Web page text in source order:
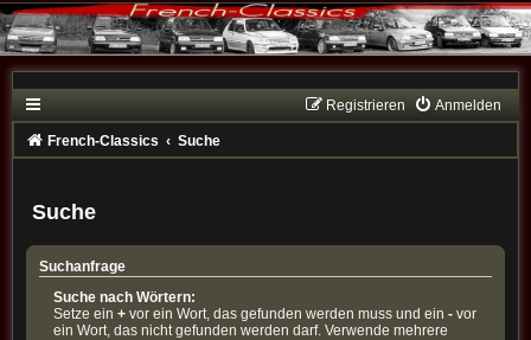
Anmelden
Registrieren
French-Classics Suche
Suche
Suchanfrage
Suche nach Wörtern:
Setze ein +vor ein Wort, das gefunden werden muss und ein -vor
ein Wort, das nicht gefunden werden darf. Verwende mehrere